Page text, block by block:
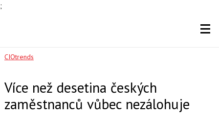
;
CIOtrends
Více než desetina českých
zaměstnanců vůbec nezálohuje